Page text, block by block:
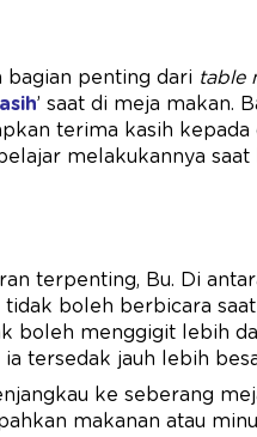
bagian penting dari table
’ saat di meja makan.
terima kasih
melakukannya
terpenting, Bu. Di
boleh berbicara
boleh menggigit lebih
tersedak jauh lebih
ke seberang
makanan atau